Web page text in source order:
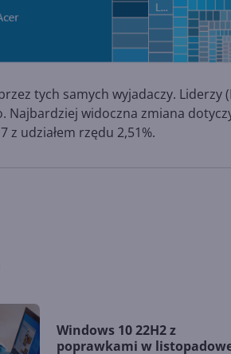
tych samych wyjadaczy. Liderzy
Najbardziej widoczna zmiana
z udziałem rzędu 2,51%.
Windows 10 22H2 z
poprawkami w